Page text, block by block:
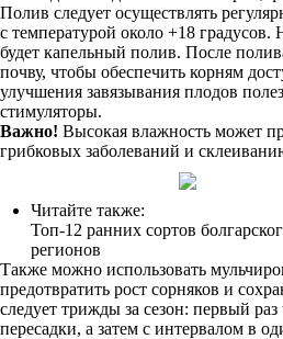
Полив следует осуществлять
с температурой около +18
будет капельный полив. После
почву, чтобы обеспечить корням
улучшения завязывания плодов
стимуляторы.
Важно! Высокая влажность может
грибковых заболеваний и
Читайте также:
Топ-12 ранних сортов
регионов
Также можно использовать
предотвратить рост сорняков и
следует трижды за сезон: первый раз
пересадки, а затем с интервалом в